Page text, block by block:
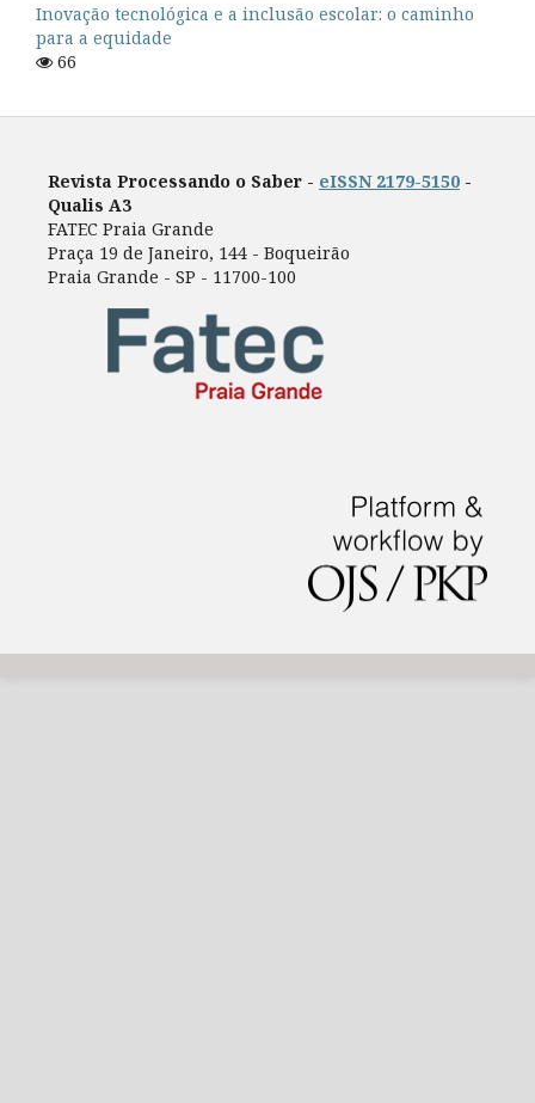
Inovação tecnológica e a inclusão escolar: o caminho
para a equidade
66
Revista Processando o Saber - eISSN 2179-5150 -
Qualis A3
FATEC Praia Grande
Praça 19 de Janeiro, 144 - Boqueirão
Praia Grande - SP - 11700-100